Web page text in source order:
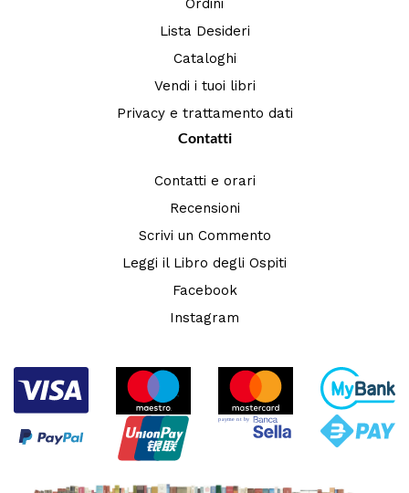
Ordini
Lista Desideri
Cataloghi
Vendi i tuoi libri
Privacy e trattamento dati
Contatti
Contatti e orari
Recensioni
Scrivi un Commento
Leggi il Libro degli Ospiti
Facebook
Instagram